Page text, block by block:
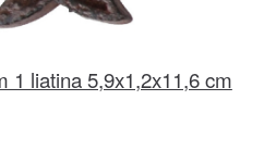
1 liatina 5,9x1,2x11,6 cm